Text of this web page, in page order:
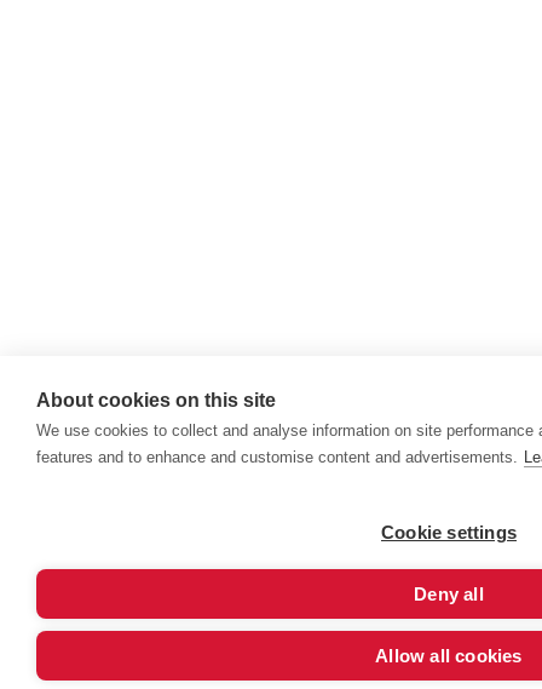
About cookies on this site
We use cookies to collect and analyse information on site performance
features and to enhance and customise content and advertisements.
Cookie settings
Deny all
Allow all cookies